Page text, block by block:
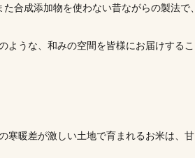
合成添加物を使わない昔ながらの製法で、
ような、和みの空間を皆様にお届けするこ
寒暖差が激しい土地で育まれるお米は、甘